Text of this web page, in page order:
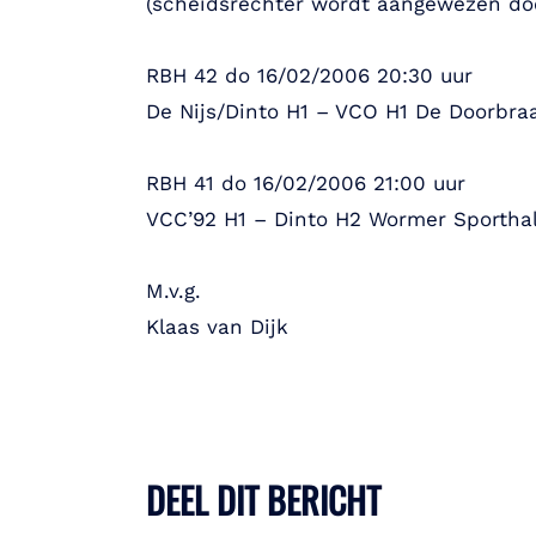
RBH 42 do 16/02/2006 20:30 uur
De Nijs/Dinto H1 – VCO H1 De
RBH 41 do 16/02/2006 21:00 uur
VCC’92 H1 – Dinto H2 Wormer
M.v.g.
Klaas van Dijk
DEEL DIT BERICHT